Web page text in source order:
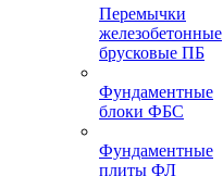
Перемычки
железобетонные
брусковые ПБ
Фундаментные
блоки ФБС
Фундаментные
плиты ФЛ